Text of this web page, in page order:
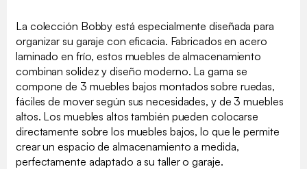
La colección Bobby está especialmente diseñada para
organizar su garaje con eficacia. Fabricados en acero
laminado en frío, estos muebles de almacenamiento
combinan solidez y diseño moderno. La gama se
compone de 3 muebles bajos montados sobre ruedas,
fáciles de mover según sus necesidades, y de 3 muebles
altos. Los muebles altos también pueden colocarse
directamente sobre los muebles bajos, lo que le permite
crear un espacio de almacenamiento a medida,
perfectamente adaptado a su taller o garaje.